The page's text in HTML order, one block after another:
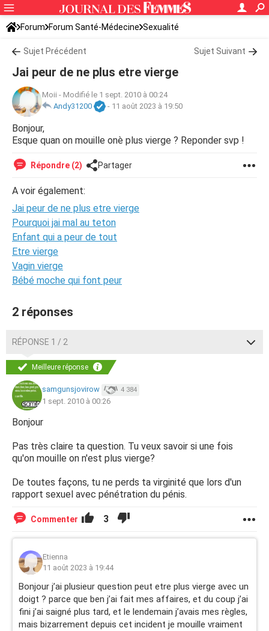
Forum Forum Santé-Médecine Sexualité
Sujet Précédent Sujet Suivant
Jai peur de ne plus etre vierge
Moii - Modifié le 1 sept. 2010 à 00:24
Andy31200
- 11 août 2023 à 19:50
Bonjour,
Esque quan on mouille onè plus vierge ? Reponder svp !
Répondre (2) Partager
A voir également:
Jai peur de ne plus etre vierge
Pourquoi jai mal au teton
Enfant qui a peur de tout
Etre vierge
Vagin vierge
Bébé moche qui font peur
2 réponses
RÉPONSE 1 / 2
Meilleure réponse
samgunsjovirow 4 384
1 sept. 2010 à 00:26
Bonjour
Pas très claire ta question. Tu veux savoir si une fois
qu'on mouille on n'est plus vierge?
De toutes façons, tu ne perds ta virginité que lors d'un
rapport sexuel avec pénétration du pénis.
Commenter 3
Etienna
11 août 2023 à 19:44
Bonjour j’ai plusieur question peut etre plus vierge avec un
doigt ? parce que ben j’ai fait mes affaires, et du coup j’ai
fini j’ai saigné plus tard, et le lendemain j’avais mes règles,
mais bizarrement depuis cet incident je mouille vraiment